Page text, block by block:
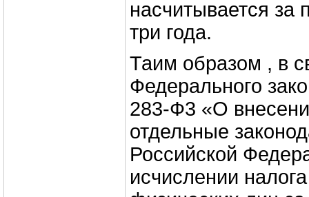
насчитывается
три года.
Таим образом , в
Федерального
283-Ф3 «О
отдельные
Российской
исчислении